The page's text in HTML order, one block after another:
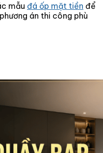
mẫu đá ốp mặt tiền để
án thi công phù